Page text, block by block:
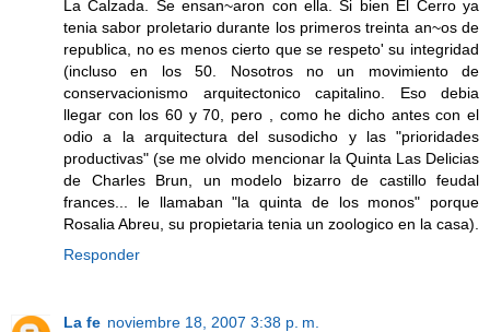
La Calzada. Se ensan~aron con ella. Si bien El Cerro ya
tenia sabor proletario durante los primeros treinta an~os de
republica, no es menos cierto que se respeto' su integridad
(incluso en los 50. Nosotros no un movimiento de
conservacionismo arquitectonico capitalino. Eso debia
llegar con los 60 y 70, pero , como he dicho antes con el
odio a la arquitectura del susodicho y las "prioridades
productivas" (se me olvido mencionar la Quinta Las Delicias
de Charles Brun, un modelo bizarro de castillo feudal
frances... le llamaban "la quinta de los monos" porque
Rosalia Abreu, su propietaria tenia un zoologico en la casa).
Responder
La fe noviembre 18, 2007 3:38 p. m.